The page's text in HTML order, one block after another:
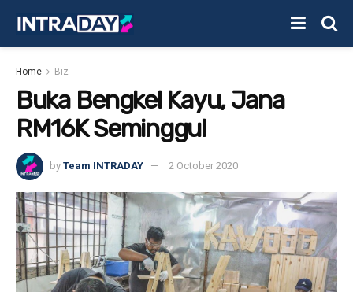
Home Biz
Buka Bengkel Kayu, Jana
RM16K Seminggu!
by Team INTRADAY 2 October 2020